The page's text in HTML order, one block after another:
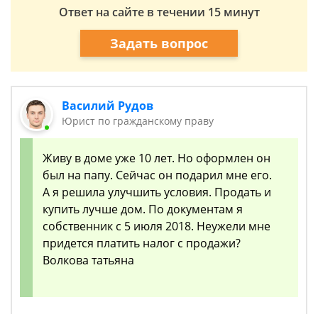
Ответ на сайте в течении 15 минут
Задать вопрос
Василий Рудов
Юрист по гражданскому праву
Живу в доме уже 10 лет. Но оформлен он
был на папу. Сейчас он подарил мне его.
А я решила улучшить условия. Продать и
купить лучше дом. По документам я
собственник с 5 июля 2018. Неужели мне
придется платить налог с продажи?
Волкова татьяна